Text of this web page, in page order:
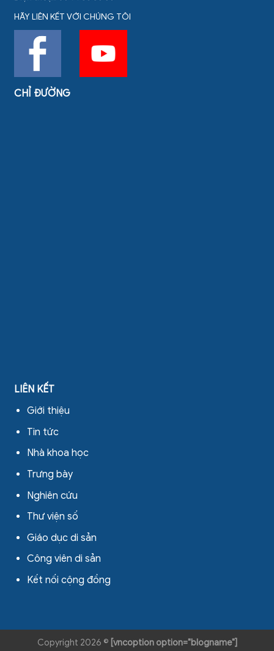
HÃY LIÊN KẾT VỚI CHÚNG TÔI
CHỈ ĐƯỜNG
LIÊN KẾT
Giới thiệu
Tin tức
Nhà khoa học
Trưng bày
Nghiên cứu
Thư viện số
Giáo dục di sản
Công viên di sản
Kết nối cộng đồng
Copyright 2026 © [vncoption option="blogname"]